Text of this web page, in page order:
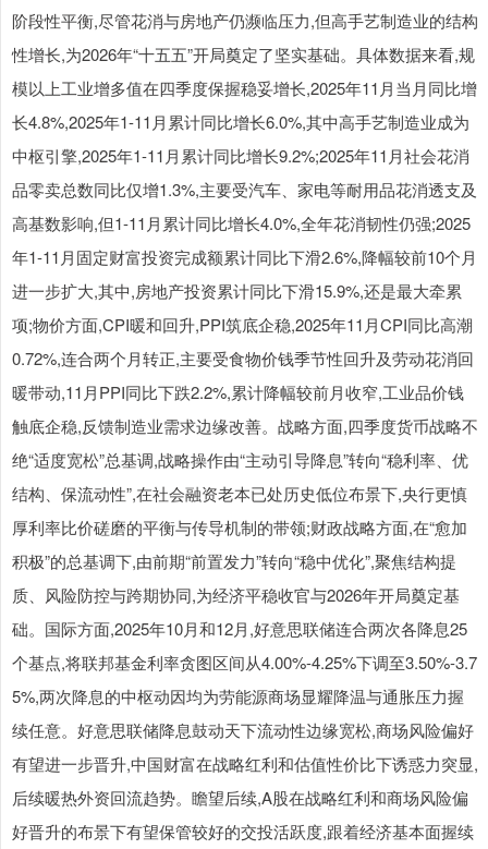
阶段性平衡,尽管花消与房地产仍濒临压力,但高手艺制造业的结构
性增长,为2026年“十五五”开局奠定了坚实基础。具体数据来看,规
模以上工业增多值在四季度保握稳妥增长,2025年11月当月同比增
长4.8%,2025年1-11月累计同比增长6.0%,其中高手艺制造业成为
中枢引擎,2025年1-11月累计同比增长9.2%;2025年11月社会花消
品零卖总数同比仅增1.3%,主要受汽车、家电等耐用品花消透支及
高基数影响,但1-11月累计同比增长4.0%,全年花消韧性仍强;2025
年1-11月固定财富投资完成额累计同比下滑2.6%,降幅较前10个月
进一步扩大,其中,房地产投资累计同比下滑15.9%,还是最大牵累
项;物价方面,CPI暖和回升,PPI筑底企稳,2025年11月CPI同比高潮
0.72%,连合两个月转正,主要受食物价钱季节性回升及劳动花消回
暖带动,11月PPI同比下跌2.2%,累计降幅较前月收窄,工业品价钱
触底企稳,反馈制造业需求边缘改善。战略方面,四季度货币战略不
绝“适度宽松”总基调,战略操作由“主动引导降息”转向“稳利率、优
结构、保流动性”,在社会融资老本已处历史低位布景下,央行更慎
厚利率比价磋磨的平衡与传导机制的带领;财政战略方面,在“愈加
积极”的总基调下,由前期“前置发力”转向“稳中优化”,聚焦结构提
质、风险防控与跨期协同,为经济平稳收官与2026年开局奠定基
础。国际方面,2025年10月和12月,好意思联储连合两次各降息25
个基点,将联邦基金利率贪图区间从4.00%-4.25%下调至3.50%-3.7
5%,两次降息的中枢动因均为劳能源商场显耀降温与通胀压力握
续任意。好意思联储降息鼓动天下流动性边缘宽松,商场风险偏好
有望进一步晋升,中国财富在战略红利和估值性价比下诱惑力突显,
后续暖热外资回流趋势。瞻望后续,A股在战略红利和商场风险偏
好晋升的布景下有望保管较好的交投活跃度,跟着经济基本面握续